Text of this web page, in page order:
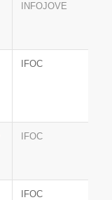
INFOJOVE
IFOC
IFOC
IFOC